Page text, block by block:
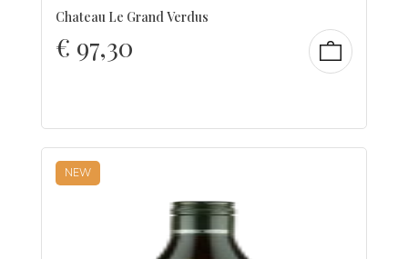
Chateau Le Grand Verdus
€ 97,30
NEW